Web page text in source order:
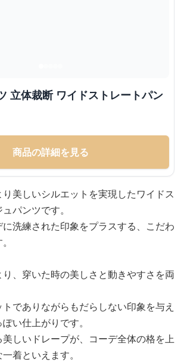
立体裁断 ワイドストレートパン
商品の詳細を見る
美しいシルエットを実現したワイドス
パンツです。
洗練された印象をプラスする、こだわ
、穿いた時の美しさと動きやすさを両
でありながらもだらしない印象を与え
い仕上がりです。
しいドレープが、コーデ全体の格を上
着といえます。